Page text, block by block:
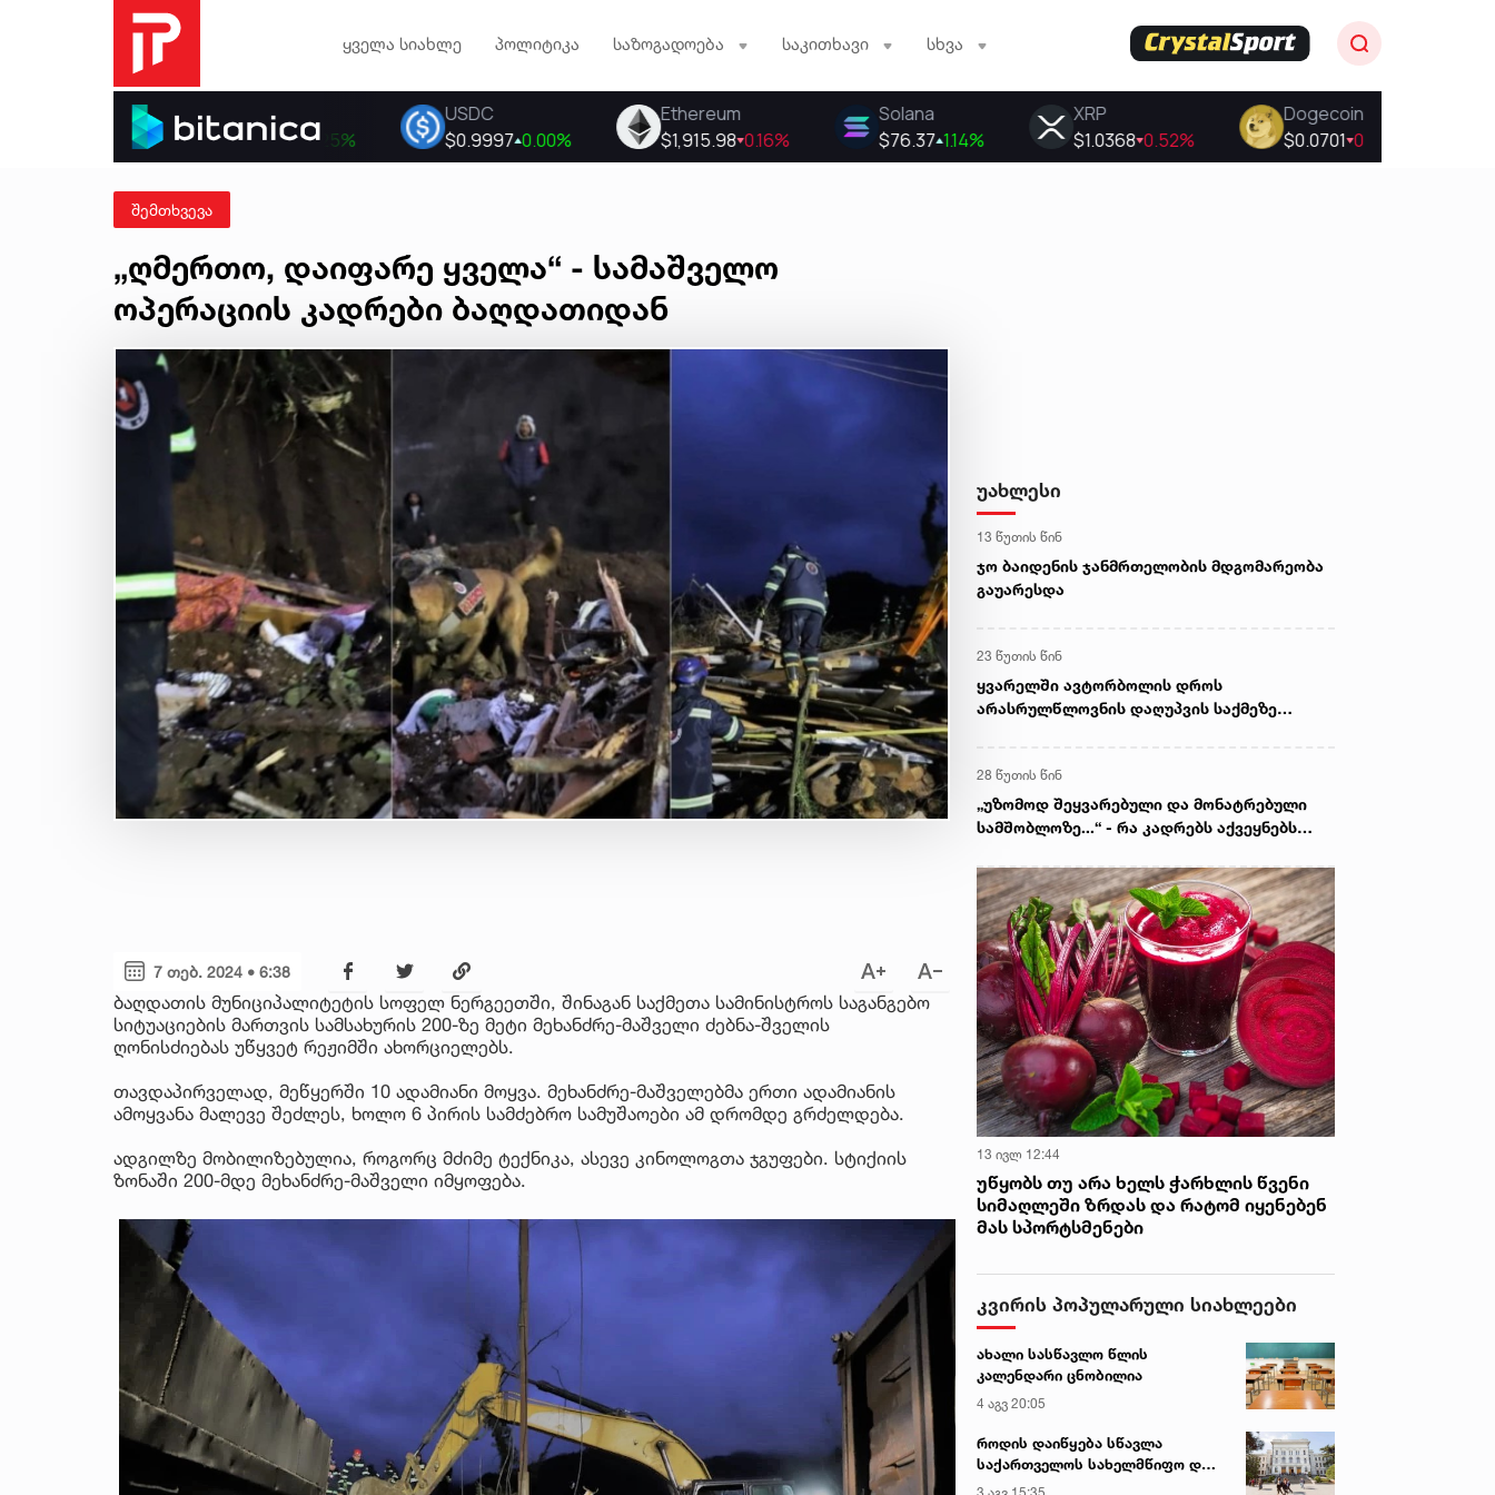
ყველა სიახლე პოლიტიკა საზოგადოება საკითხავი სხვა
შემთხვევა
„ღმერთო, დაიფარე ყველა“ - სამაშველო
ოპერაციის კადრები ბაღდათიდან
7 თებ. 2024 • 6:38
ბაღდათის მუნიციპალიტეტის სოფელ ნერგეეთში, შინაგან საქმეთა სამინისტროს საგანგებო
სიტუაციების მართვის სამსახურის 200-ზე მეტი მეხანძრე-მაშველი ძებნა-შველის
ღონისძიებას უწყვეტ რეჟიმში ახორციელებს.
თავდაპირველად, მეწყერში 10 ადამიანი მოყვა. მეხანძრე-მაშველებმა ერთი ადამიანის
ამოყვანა მალევე შეძლეს, ხოლო 6 პირის სამძებრო სამუშაოები ამ დრომდე გრძელდება.
ადგილზე მობილიზებულია, როგორც მძიმე ტექნიკა, ასევე კინოლოგთა ჯგუფები. სტიქიის
ზონაში 200-მდე მეხანძრე-მაშველი იმყოფება.
უახლესი
13 წუთის წინ
ჯო ბაიდენის ჯანმრთელობის მდგომარეობა
გაუარესდა
23 წუთის წინ
ყვარელში ავტორბოლის დროს
არასრულწლოვნის დაღუპვის საქმეზე
28 წუთის წინ
„უზომოდ შეყვარებული და მონატრებული
სამშობლოზე...“ - რა კადრებს აქვეყნებს
13 ივლ 12:44
უწყობს თუ არა ხელს ჭარხლის წვენი
სიმაღლეში ზრდას და რატომ იყენებენ
მას სპორტსმენები
კვირის პოპულარული სიახლეები
ახალი სასწავლო წლის
კალენდარი ცნობილია
4 აგვ 20:05
როდის დაიწყება სწავლა
საქართველოს სახელმწიფო და
კერძო უნივერსიტეტებში